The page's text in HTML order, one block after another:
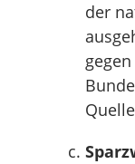
der